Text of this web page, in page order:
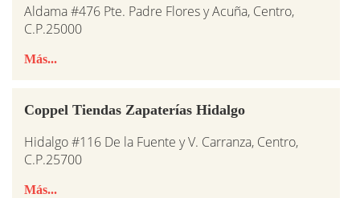
Aldama #476 Pte. Padre Flores y Acuña, Centro,
C.P.25000
Más...
Coppel Tiendas Zapaterías Hidalgo
Hidalgo #116 De la Fuente y V. Carranza, Centro,
C.P.25700
Más...